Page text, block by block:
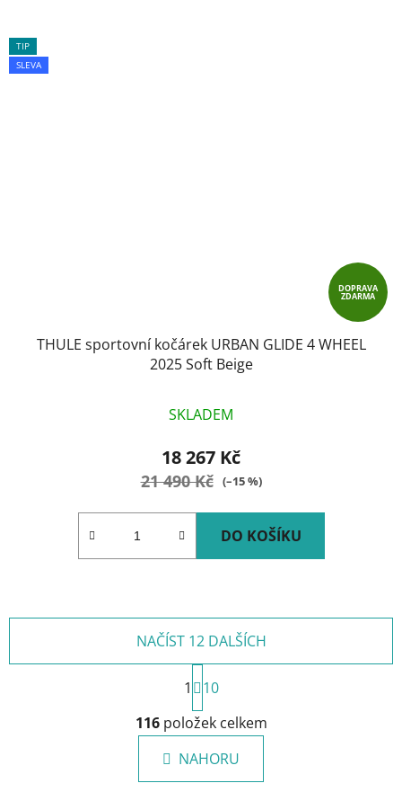
TIP
SLEVA
DOPRAVA
ZDARMA
THULE sportovní kočárek URBAN GLIDE 4 WHEEL
2025 Soft Beige
SKLADEM
18 267 Kč
21 490 Kč (–15 %)
DO KOŠÍKU
O
v
l
á
d
NAČÍST 12 DALŠÍCH
S
t
r
á
n
k
1
10
116položek celkem
NAHORU